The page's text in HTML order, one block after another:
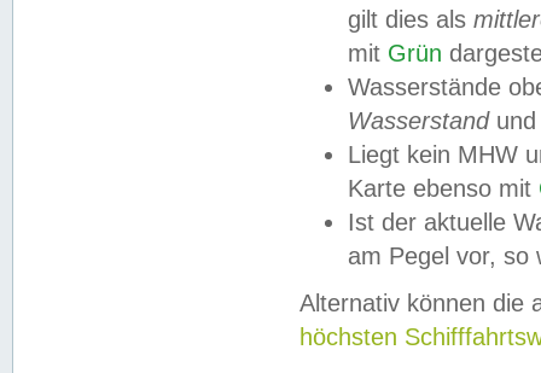
gilt dies als
mit Grün
Wasserstände
Wasserstandund
Liegt kein MHW
Karte ebenso mit
Ist der aktuelle
am Pegel vor,
Alternativ können die
höchsten